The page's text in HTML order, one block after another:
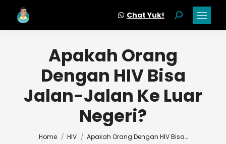
Chat Yuk! Search:
Apakah Orang
Dengan HIV Bisa
Jalan-Jalan Ke Luar
Negeri?
You are here:
Home HIV Apakah Orang Dengan HIV Bisa…